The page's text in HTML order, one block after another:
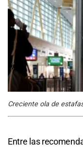
Creciente ola de
Entre las